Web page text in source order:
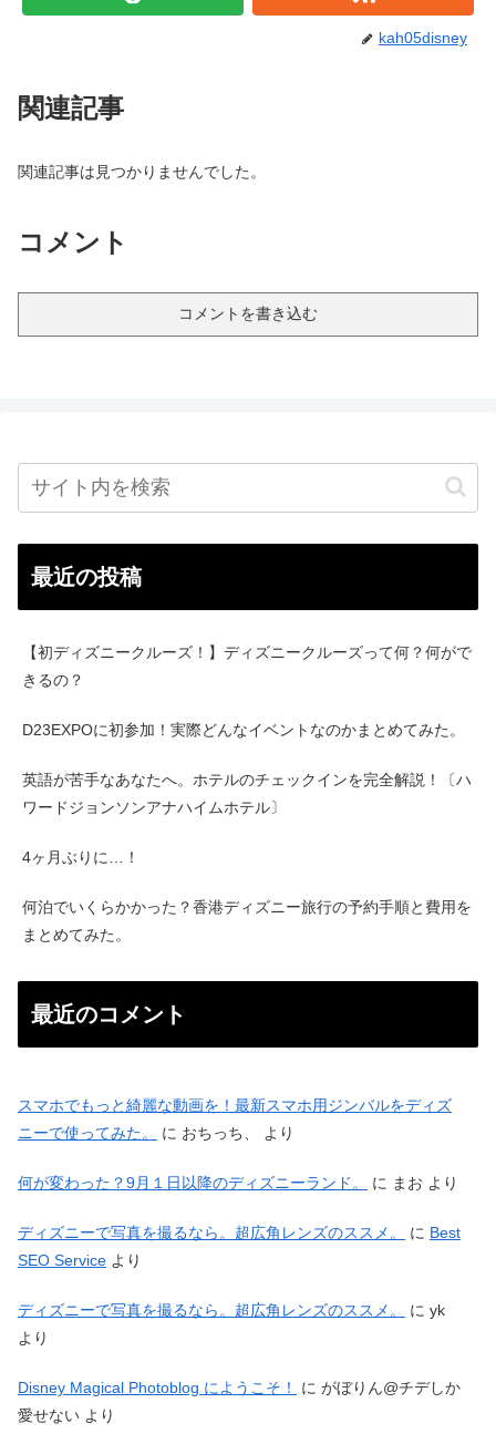
kah05disney
関連記事
関連記事は見つかりませんでした。
コメント
コメントを書き込む
最近の投稿
【初ディズニークルーズ！】ディズニークルーズって何？何がで
きるの？
D23EXPOに初参加！実際どんなイベントなのかまとめてみた。
英語が苦手なあなたへ。ホテルのチェックインを完全解説！〔ハ
ワードジョンソンアナハイムホテル〕
4ヶ月ぶりに…！
何泊でいくらかかった？香港ディズニー旅行の予約手順と費用を
まとめてみた。
最近のコメント
スマホでもっと綺麗な動画を！最新スマホ用ジンバルをディズ
ニーで使ってみた。
に おちっち、 より
何が変わった？9月１日以降のディズニーランド。 に まお より
ディズニーで写真を撮るなら。超広角レンズのススメ。 に Best
SEO Service より
ディズニーで写真を撮るなら。超広角レンズのススメ。 に yk
より
Disney Magical Photoblog にようこそ！ に がぼりん@チデしか
愛せない より